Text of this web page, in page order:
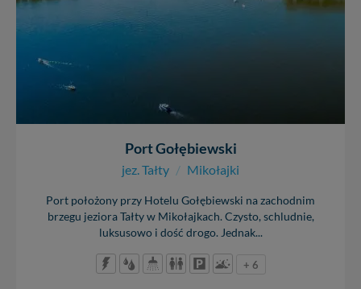
Port Gołębiewski
jez. Tałty / Mikołajki
Port położony przy Hotelu Gołębiewski na zachodnim
brzegu jeziora Tałty w Mikołajkach. Czysto, schludnie,
luksusowo i dość drogo. Jednak...
+ 6